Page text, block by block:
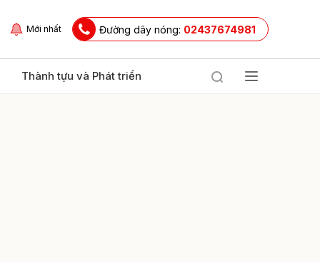
Mới nhất Đường dây nóng: 02437674981
Thành tựu và Phát triển